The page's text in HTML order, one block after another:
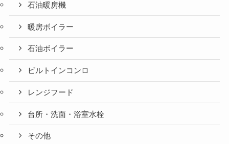
石油暖房機
暖房ボイラー
石油ボイラー
ビルトインコンロ
レンジフード
台所・洗面・浴室水栓
その他